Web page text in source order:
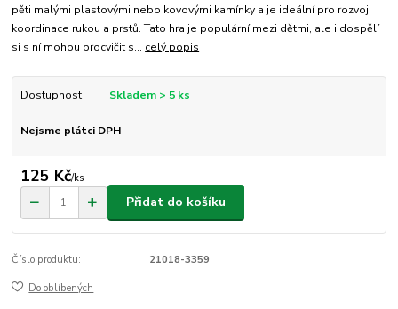
pěti malými plastovými nebo kovovými kamínky a je ideální pro rozvoj
koordinace rukou a prstů. Tato hra je populární mezi dětmi, ale i dospělí
si s ní mohou procvičit s... celý popis
Dostupnost Skladem > 5 ks
Nejsme plátci DPH
125 Kč/ks
Přidat do košíku
Číslo produktu: 21018-3359
Do oblíbených